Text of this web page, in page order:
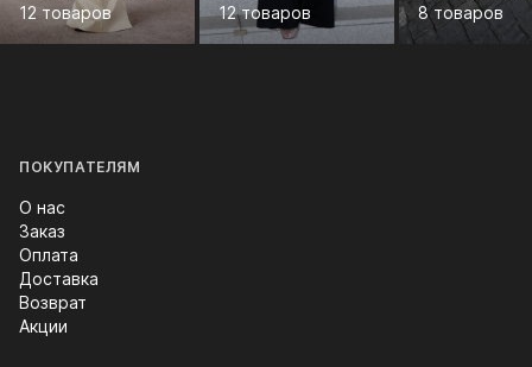
12 товаров
12 товаров
8 товаров
ПОКУПАТЕЛЯМ
О нас
Заказ
Оплата
Доставка
Возврат
Акции